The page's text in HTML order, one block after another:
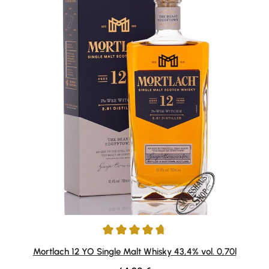
Durchschnittliche Bewertung von 4.8 von 5 Sternen
Mortlach 12 YO Single Malt Whisky 43,4% vol. 0,70l